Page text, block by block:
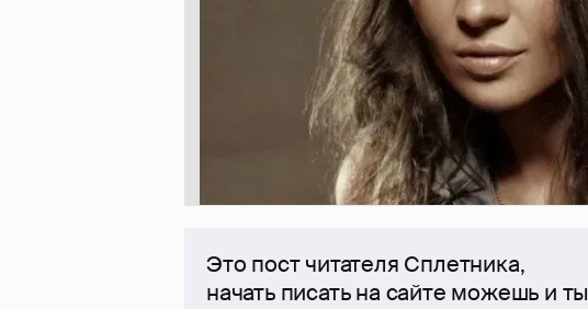
Это пост читателя Сплетника,
начать писать на сайте можешь и ты